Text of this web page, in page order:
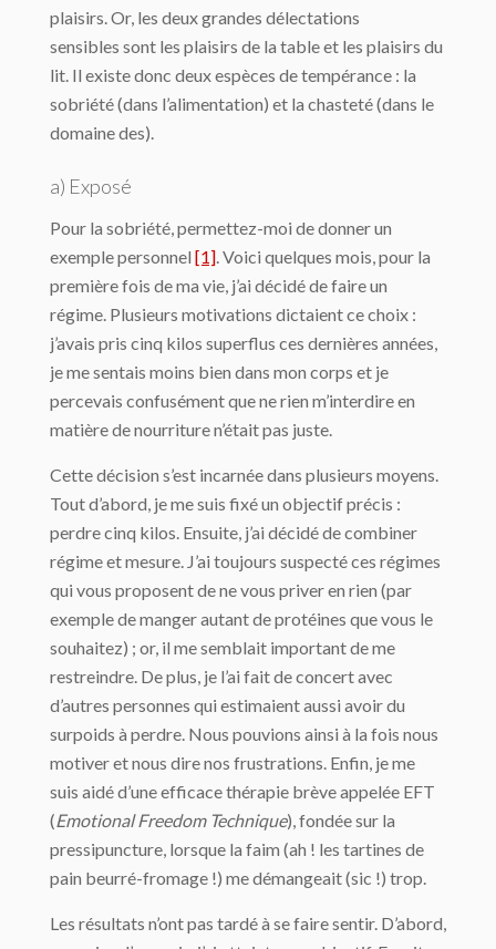
plaisirs. Or, les deux grandes délectations
sensibles sont les plaisirs de la table et les plaisirs du
lit. Il existe donc deux espèces de tempérance : la
sobriété (dans l’alimentation) et la chasteté (dans le
domaine des).
a) Exposé
Pour la sobriété, permettez-moi de donner un
exemple personnel [1]. Voici quelques mois, pour la
première fois de ma vie, j’ai décidé de faire un
régime. Plusieurs motivations dictaient ce choix :
j’avais pris cinq kilos superflus ces dernières années,
je me sentais moins bien dans mon corps et je
percevais confusément que ne rien m’interdire en
matière de nourriture n’était pas juste.
Cette décision s’est incarnée dans plusieurs moyens.
Tout d’abord, je me suis fixé un objectif précis :
perdre cinq kilos. Ensuite, j’ai décidé de combiner
régime et mesure. J’ai toujours suspecté ces régimes
qui vous proposent de ne vous priver en rien (par
exemple de manger autant de protéines que vous le
souhaitez) ; or, il me semblait important de me
restreindre. De plus, je l’ai fait de concert avec
d’autres personnes qui estimaient aussi avoir du
surpoids à perdre. Nous pouvions ainsi à la fois nous
motiver et nous dire nos frustrations. Enfin, je me
suis aidé d’une efficace thérapie brève appelée EFT
(Emotional Freedom Technique), fondée sur la
pressipuncture, lorsque la faim (ah ! les tartines de
pain beurré-fromage !) me démangeait (sic !) trop.
Les résultats n’ont pas tardé à se faire sentir. D’abord,